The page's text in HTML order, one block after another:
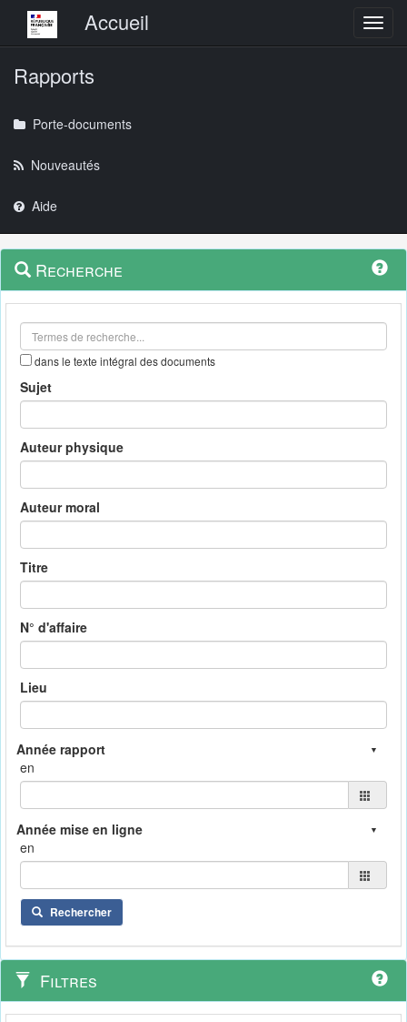
Menu principalAccueil
Rapports
Porte-documents
Nouveautés
Aide
Navigation
outils
Menu
contextuel
Recherche
dans le texte intégral des documents
Sujet
Auteur physique
Auteur moral
Titre
N° d'affaire
Lieu
en
en
Rechercher
Filtres